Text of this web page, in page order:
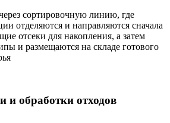
сортировочную линию, где
отделяются и направляются сначала
отсеки для накопления, а затем
и размещаются на складе готового
и обработки отходов